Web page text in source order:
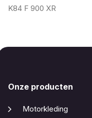
K84 F 900 XR
Onze producten
Motorkleding